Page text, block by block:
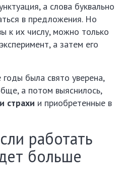
а слова буквально
в предложения. Но
к их числу, можно только
а затем его
была свято уверена,
а потом выяснилось,
страхи и приобретенные в
работать
больше